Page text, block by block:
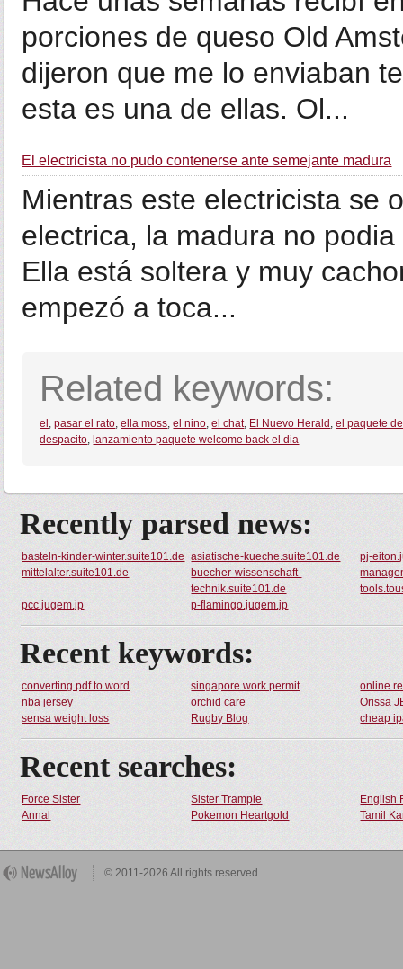
porciones de queso Old
dijeron que me lo enviaban
esta es una de ellas. Ol...
El electricista no pudo contenerse ante semejante madura
Mientras este electricista se
electrica, la madura no
Ella está soltera y muy
empezó a toca...
Related keywords:
el ,pasar el rato,ella moss,el nino,el chat, El Nuevo Herald ,el paquete
despacito, lanzamiento paquete welcome back el dia
Recently parsed news:
basteln-kinder-winter.suite101.de asiatische-kueche.suite101.de
pj-
mittelalter.suite101.de
buecher-wissenschaft-
technik.suite101.de
pcc.jugem.jp
p-flamingo.jugem.jp
Recent keywords:
converting pdf to word singapore work permit
online
nba jersey
orchid care
Orissa
sensa weight loss
Rugby Blog cheap
Recent searches:
Force Sister Sister Trample
English
Annal
Pokemon Heartgold Tamil
© 2011-2026 All rights reserved.